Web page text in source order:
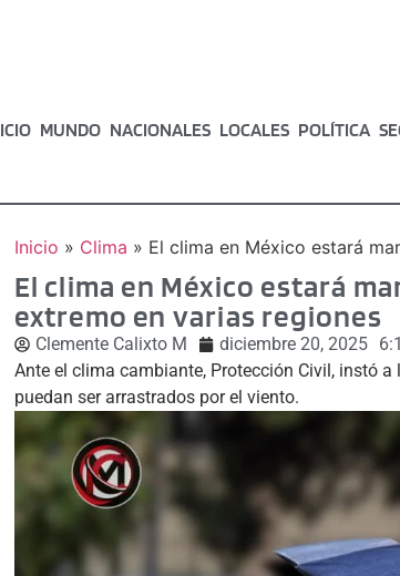
MUNDO NACIONALES LOCALES POLÍTICA
Inicio » Clima » El clima en México estará
El clima en México estará
extremo en varias regiones
Clemente Calixto M diciembre 20, 2025
Ante el clima cambiante, Protección Civil, instó
puedan ser arrastrados por el viento.